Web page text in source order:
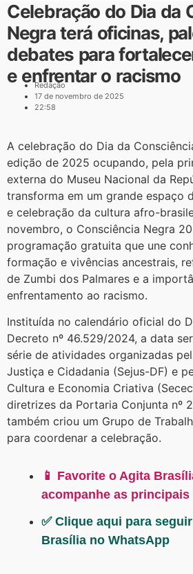
Celebração do Dia da
Negra terá oficinas,
debates para
e enfrentar o racismo
Redação
17 de novembro de 2025
22:58
A celebração do Dia da
edição de 2025 ocupando, pela
externa do Museu Nacional da
transforma em um grande espaço
e celebração da cultura afro-
novembro, o Consciência Negra
programação gratuita que une
formação e vivências ancestrais,
de Zumbi dos Palmares e a
enfrentamento ao racismo.
Instituída no calendário oficial do
Decreto nº 46.529/2024, a data
série de atividades organizadas
Justiça e Cidadania (Sejus-DF) e
Cultura e Economia Criativa
diretrizes da Portaria Conjunta nº
também criou um Grupo de
para coordenar a celebração.
📱 Favorite o Agita
acompanhe as
✅ Clique aqui para
Brasília no WhatsApp